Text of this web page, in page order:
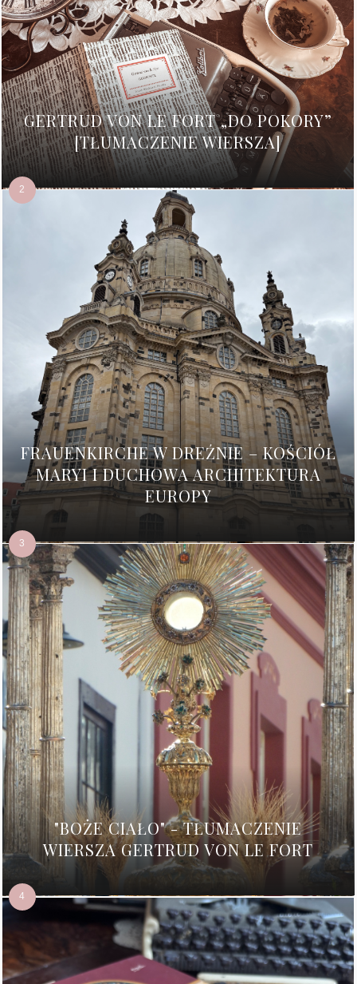
GERTRUD VON LE FORT „DO POKORY”
[TŁUMACZENIE WIERSZA]
FRAUENKIRCHE W DREŹNIE – KOŚCIÓŁ
MARYI I DUCHOWA ARCHITEKTURA
EUROPY
"BOŻE CIAŁO" - TŁUMACZENIE
WIERSZA GERTRUD VON LE FORT